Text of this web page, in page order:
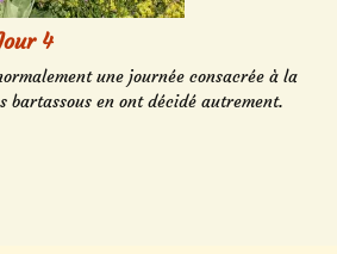
4
une journée consacrée à la
bartassous en ont décidé autrement.